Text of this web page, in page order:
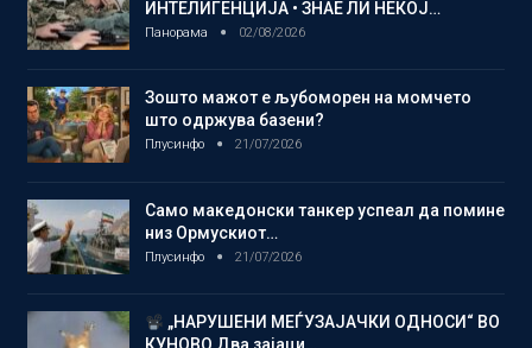
ИНТЕЛИГЕНЦИЈА • ЗНАЕ ЛИ НЕКОЈ…
Панорама 02/08/2026
Зошто мажот е љубоморен на момчето
што одржува базени?
Плусинфо 21/07/2026
Само македонски танкер успеал да помине
низ Ормускиот…
Плусинфо 21/07/2026
„НАРУШЕНИ МЕЃУЗАЈАЧКИ ОДНОСИ“ ВО